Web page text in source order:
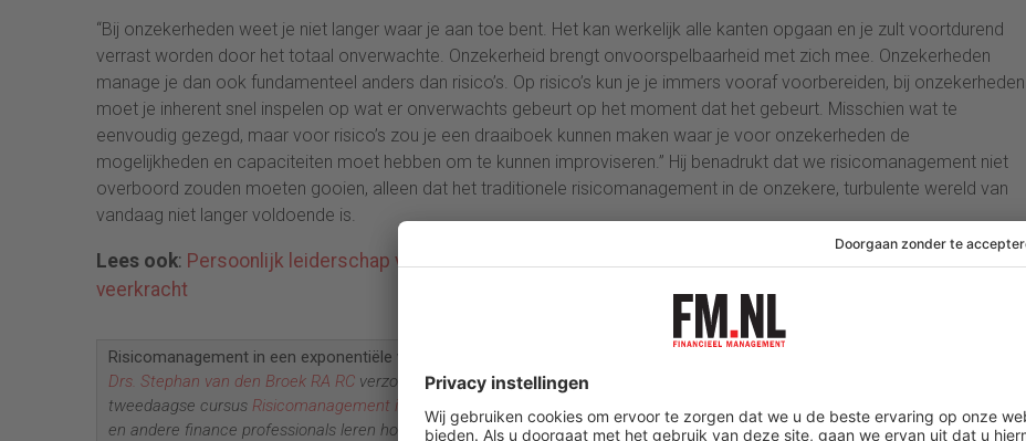
“Bij onzekerheden weet je niet langer waar je aan toe bent. Het kan werkelijk alle kanten opgaan en je zult voortdurend
verrast worden door het totaal onverwachte. Onzekerheid brengt onvoorspelbaarheid met zich mee. Onzekerheden
manage je dan ook fundamenteel anders dan risico’s. Op risico’s kun je je immers vooraf voorbereiden, bij onzekerheden
moet je inherent snel inspelen op wat er onverwachts gebeurt op het moment dat het gebeurt. Misschien wat te
eenvoudig gezegd, maar voor risico’s zou je een draaiboek kunnen maken waar je voor onzekerheden de
mogelijkheden en capaciteiten moet hebben om te kunnen improviseren.” Hij benadrukt dat we risicomanagement niet
overboord zouden moeten gooien, alleen dat het traditionele risicomanagement in de onzekere, turbulente wereld van
vandaag niet langer voldoende is.
Lees ook: Persoonlijk leiderschap voor financials. Prof. Freek Peters over tunnelvisie, complexiteit en
veerkracht
Risicomanagement in een exponentiële wereld
Drs. Stephan van den Broek RA RC verzorgt samen metJeroen Slop RA
tweedaagse cursus Risicomanagement in een exponentiële wereld Alex van Groningen . Risicomanagers, controllers, CFO’s
en andere finance professionals leren hoe je risico- en performancemanagement integreert tot één strategisch en